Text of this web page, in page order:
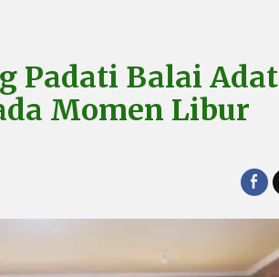
Padati Balai Adat
Momen Libur